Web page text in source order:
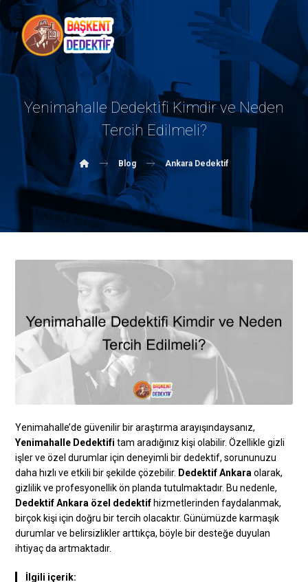
Yenimahalle Dedektifi Kimdir ve Neden
Tercih Edilmeli?
Blog Ankara Dedektif
Yenimahalle’de güvenilir bir araştırma arayışındaysanız,
Yenimahalle Dedektifi tam aradığınız kişi olabilir. Özellikle gizli
işler ve özel durumlar için deneyimli bir dedektif, sorununuzu
daha hızlı ve etkili bir şekilde çözebilir. Dedektif Ankara olarak,
gizlilik ve profesyonellik ön planda tutulmaktadır. Bu nedenle,
Dedektif Ankara özel dedektif hizmetlerinden faydalanmak,
birçok kişi için doğru bir tercih olacaktır. Günümüzde karmaşık
durumlar ve belirsizlikler arttıkça, böyle bir desteğe duyulan
ihtiyaç da artmaktadır.
İlgili içerik: